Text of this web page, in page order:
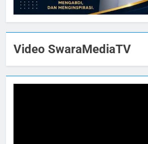
Video SwaraMediaTV